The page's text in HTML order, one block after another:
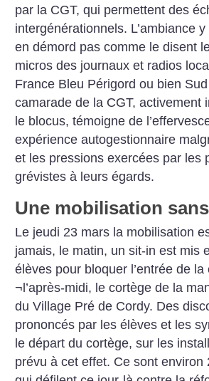
par la CGT, qui permettent des
intergénérationnels. L’ambiance
en démord pas comme le disent
micros des journaux et radios
France Bleu Périgord ou bien
camarade de la CGT, activement
le blocus, témoigne de
expérience autogestionnaire
et les pressions exercées par les
grévistes à leurs égards.
Une mobilisation
Le jeudi 23 mars la mobilisation
jamais, le matin, un sit-in est mis
élèves pour bloquer l’entrée de la
¬l’après-midi, le cortège de la
du Village Pré de Cordy. Des
prononcés par les élèves et les
le départ du cortège, sur les
prévu à cet effet. Ce sont environ